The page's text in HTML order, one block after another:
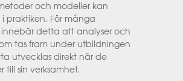
och modeller kan
praktiken. För många
detta att analyser och
tas fram under utbildningen
utvecklas direkt när de
till sin verksamhet.